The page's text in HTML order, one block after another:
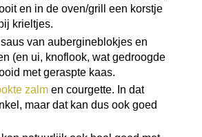
en in de oven/grill een korstje
krieltjes.
van aubergineblokjes en
(en ui, knoflook, wat gedroogde
met geraspte kaas.
zalm en courgette. In dat
maar dat kan dus ook goed